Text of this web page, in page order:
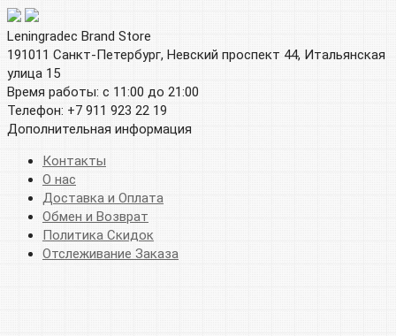
Leningradec Brand Store
191011 Санкт-Петербург, Невский проспект 44, Итальянская
улица 15
Время работы: с 11:00 до 21:00
Телефон: +7 911 923 22 19
Дополнительная информация
Контакты
О нас
Доставка и Оплата
Обмен и Возврат
Политика Скидок
Отслеживание Заказа